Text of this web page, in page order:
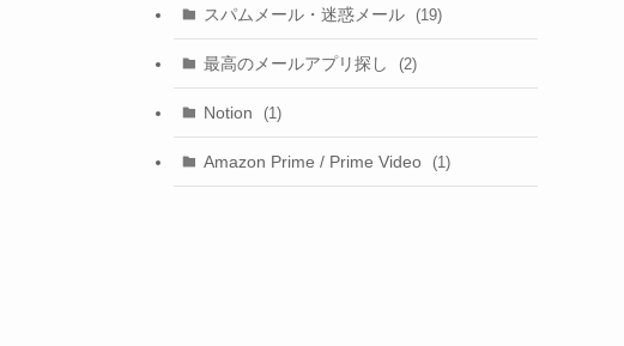
スパムメール・迷惑メール (19)
最高のメールアプリ探し (2)
Notion (1)
Amazon Prime / Prime Video (1)